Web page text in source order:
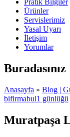
Pratik Bilgiler
Ürünler
Servislerimiz
Yasal Uyarı
İletişim
Yorumlar
Buradasınız
Anasayfa » Blog |
bifirmabul1 günlüğü
Muratpaşa